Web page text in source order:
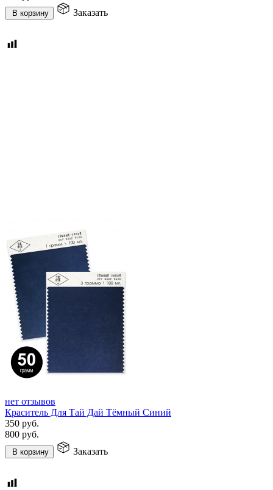
В корзину Заказать
нет отзывов
Краситель Для Тай Дай Тёмный Синий
350 руб.
800 руб.
В корзину Заказать